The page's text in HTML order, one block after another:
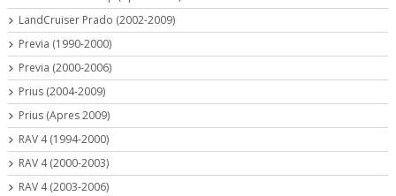
LandCruiser Prado (2002-2009)
Previa (1990-2000)
Previa (2000-2006)
Prius (2004-2009)
Prius (Apres 2009)
RAV 4 (1994-2000)
RAV 4 (2000-2003)
RAV 4 (2003-2006)